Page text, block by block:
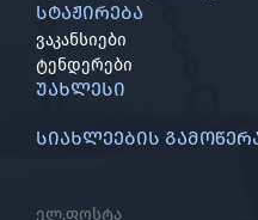
სტაჟირება
ვაკანსიები
ტენდერები
უახლესი
სიახლეების